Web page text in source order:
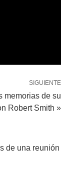
SIGUIENTE
memorias de su
Robert Smith »
de una reunión